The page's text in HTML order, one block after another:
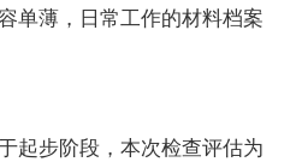
单薄，日常工作的材料档案
步阶段，本次检查评估为